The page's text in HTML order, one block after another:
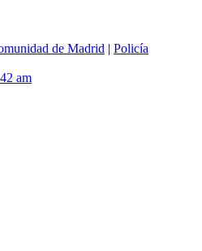
de Madrid | Policía
am